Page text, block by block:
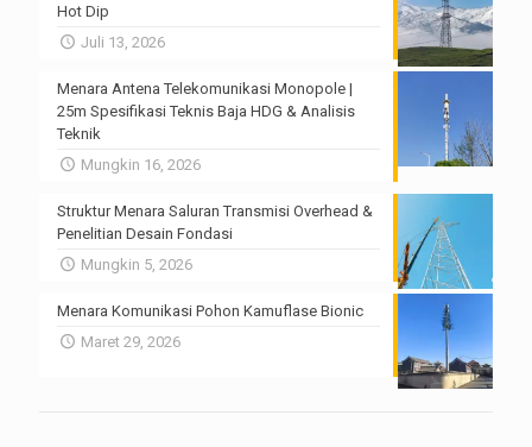
Hot Dip
Juli 13, 2026
Menara Antena Telekomunikasi Monopole |
25m Spesifikasi Teknis Baja HDG & Analisis
Teknik
Mungkin 16, 2026
Struktur Menara Saluran Transmisi Overhead &
Penelitian Desain Fondasi
Mungkin 5, 2026
Menara Komunikasi Pohon Kamuflase Bionic
Maret 29, 2026